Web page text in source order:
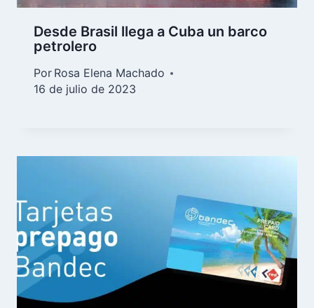
Desde Brasil llega a Cuba un barco
petrolero
Por Rosa Elena Machado
16 de julio de 2023